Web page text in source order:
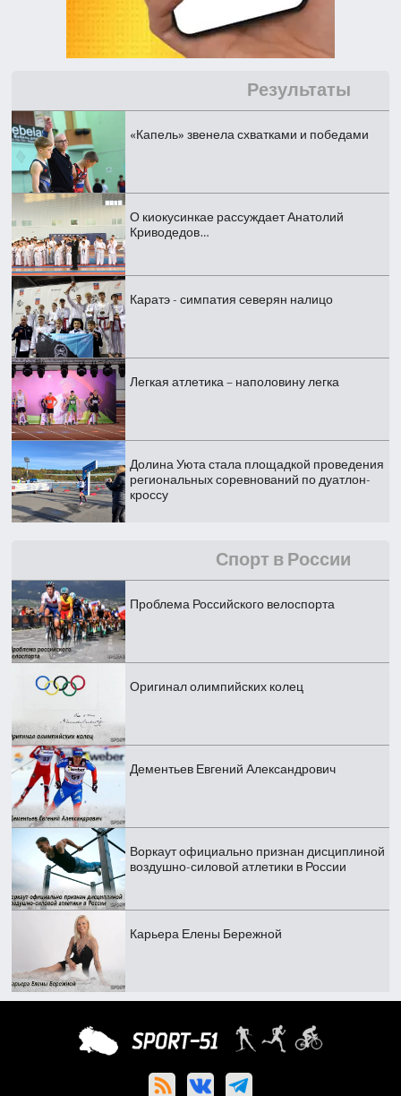
Результаты
«Капель» звенела схватками и победами
О киокусинкае рассуждает Анатолий
Криводедов…
Каратэ - симпатия северян налицо
Легкая атлетика – наполовину легка
Долина Уюта стала площадкой проведения
региональных соревнований по дуатлон-
кроссу
Спорт в России
Проблема Российского велоспорта
Оригинал олимпийских колец
Дементьев Евгений Александрович
Воркаут официально признан дисциплиной
воздушно-силовой атлетики в России
Карьера Елены Бережной